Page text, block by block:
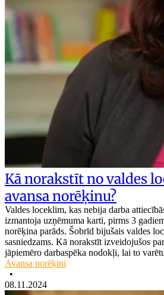
Kā norakstīt no valdes
avansa norēķinu?
Valdes loceklim, kas nebija darba
izmantoja uzņēmuma karti, pirms 3
norēķina parāds. Šobrīd bijušais valdes
sasniedzams. Kā norakstīt izveidojušos
jāpiemēro darbaspēka nodokļi, lai to
Avansa norēķini
•
08.11.2024